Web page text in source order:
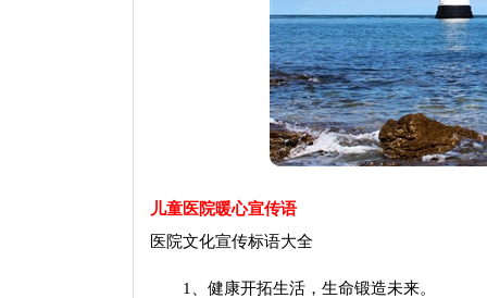
儿童医院暖心宣传语
医院文化宣传标语大全
1、健康开拓生活，生命锻造未来。